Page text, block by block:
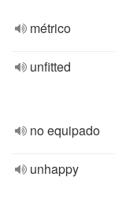
métrico
unfitted
no equipado
unhappy